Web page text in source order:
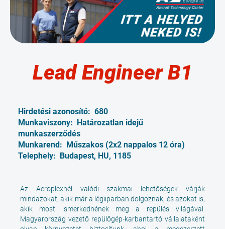
Lead Engineer B1
Hirdetési azonosító: 680
Munkaviszony: Határozatlan idejű
munkaszerződés
Munkarend: Műszakos (2x2 nappalos 12 óra)
Telephely: Budapest, HU, 1185
Az Aeroplexnél valódi szakmai lehetőségek várják
mindazokat, akik már a légiiparban dolgoznak, és azokat is,
akik most ismerkednének meg a repülés világával.
Magyarország vezető repülőgép-karbantartó vállalataként